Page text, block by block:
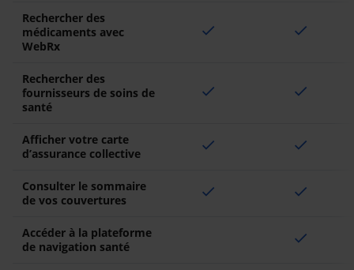
Rechercher des
médicaments avec
WebRx
check check
Rechercher des
fournisseurs de soins de
santé
check check
Afficher votre carte
d’assurance collective
check check
Consulter le sommaire
de vos couvertures
check check
Accéder à la plateforme
de navigation santé
check